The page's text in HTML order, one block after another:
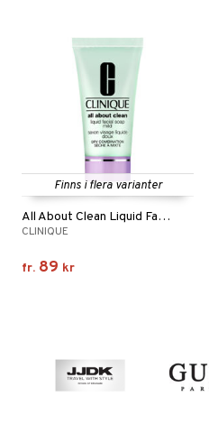
Finns i flera varianter
All About Clean Liquid Facial Soap Mild
CLINIQUE
fr. 89 kr